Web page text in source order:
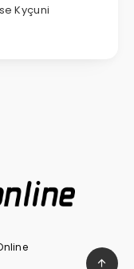
Kyçuni